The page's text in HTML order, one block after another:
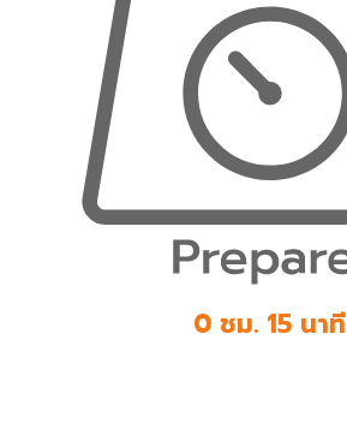
0 ชม. 15 นาที